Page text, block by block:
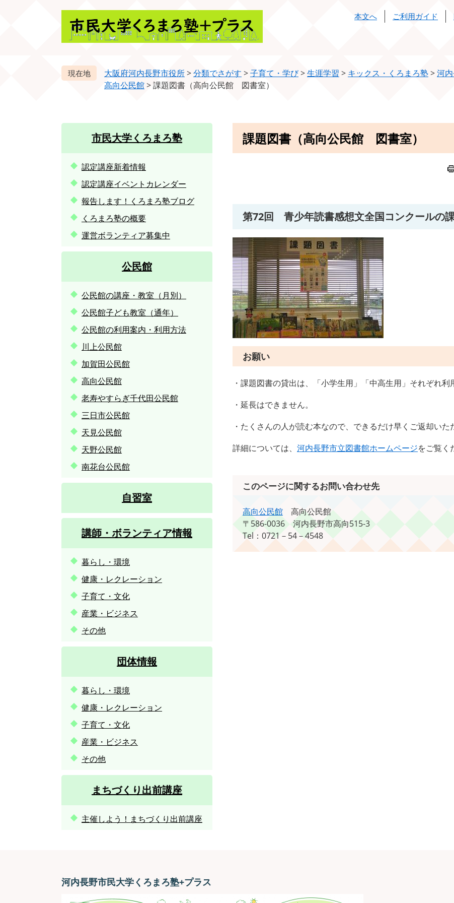
本文へ ご利用ガイド
大阪府河内長野市役所>分類でさがす >子育て・学び>生涯学習 > キックス・くろまろ塾>河
高向公民館>課題図書（高向公民館 図書室）
課題図書（高向公民館 図書室）
第72回 青少年読書感想文全国コンクールの課
お願い
・課題図書の貸出は、「小学生用」「中高生用」それぞれ利
・延長はできません。
・たくさんの人が読む本なので、できるだけ早くご返却いた
詳細については、 河内長野市立図書館ホームページをご覧く
このページに関するお問い合わせ先
高向公民館
高向公民館
〒586-0036
河内長野市高向515-3
Tel：0721－54－4548
市民大学くろまろ塾
認定講座新着情報
認定講座イベントカレンダー
報告します！くろまろ塾ブログ
くろまろ塾の概要
運営ボランティア募集中
公民館
公民館の講座・教室（月別）
公民館子ども教室（通年）
公民館の利用案内・利用方法
川上公民館
加賀田公民館
高向公民館
老寿やすらぎ千代田公民館
三日市公民館
天見公民館
天野公民館
南花台公民館
自習室
講師・ボランティア情報
暮らし・環境
健康・レクレーション
子育て・文化
産業・ビジネス
その他
団体情報
暮らし・環境
健康・レクレーション
子育て・文化
産業・ビジネス
その他
まちづくり出前講座
主催しよう！まちづくり出前講座
河内長野市民大学くろまろ塾+プラス